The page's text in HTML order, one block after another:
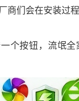
商们会在安装过
个按钮，流氓